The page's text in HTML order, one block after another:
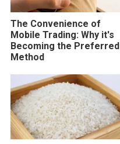
The Convenience of
Mobile Trading: Why it's
Becoming the Preferred
Method